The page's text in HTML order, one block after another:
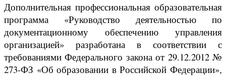
Дополнительная профессиональная образовательная
программа «Руководство деятельностью по
документационному обеспечению управления
организацией» разработана в соответствии с
требованиями Федерального закона от 29.12.2012 №
273-ФЗ «Об образовании в Российской Федерации»,